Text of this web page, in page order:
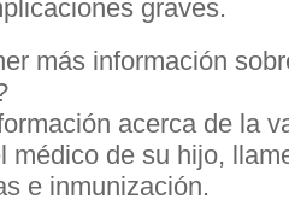
graves.
más información
acerca de la
médico de su hijo,
e inmunización.